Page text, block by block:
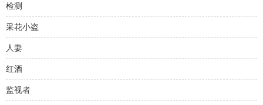
检测
采花小盗
人妻
红酒
监视者